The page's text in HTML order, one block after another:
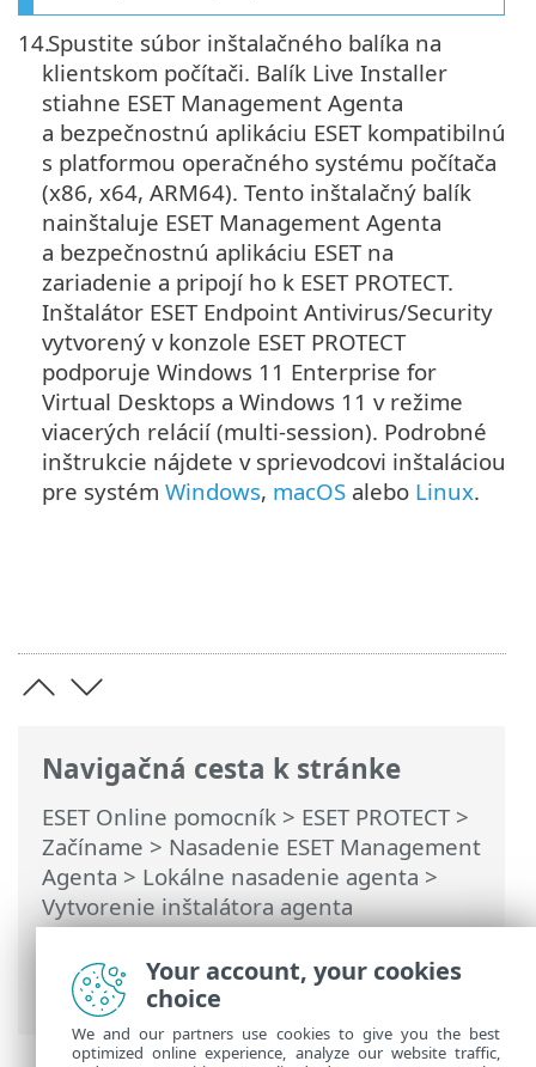
Navigačná cesta k stránke
ESET Online pomocník > ESET PROTECT>
Začíname > Nasadenie ESET Management
Agenta > Lokálne nasadenie agenta >
Vytvorenie inštalátora agenta
obsahujúceho aj bezpečnostnú aplikáciu
ESET – Windows/macOS/Linux –
Windows/macOS/Linux
14.Spustite súbor inštalačného balíka na
klientskom počítači. Balík Live Installer
stiahne ESET Management Agenta
a bezpečnostnú aplikáciu ESET kompatibilnú
s platformou operačného systému počítača
(x86, x64, ARM64). Tento inštalačný balík
nainštaluje ESET Management Agenta
a bezpečnostnú aplikáciu ESET na
zariadenie a pripojí ho k ESET PROTECT.
Inštalátor ESET Endpoint Antivirus/Security
vytvorený v konzole ESET PROTECT
podporuje Windows 11 Enterprise for
Virtual Desktops a Windows 11 v režime
viacerých relácií (multi-session). Podrobné
inštrukcie nájdete v sprievodcovi inštaláciou
pre systém Windows, macOS alebo Linux.
Your account, your cookies
choice
We and our partners use cookies to give you the best
optimized online experience, analyze our website traffic,